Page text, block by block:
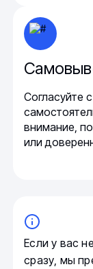
Согласуйте
внимание,
или
Если у вас
сразу, мы